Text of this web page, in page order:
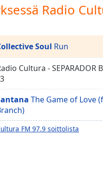
Radio
Soul Run
Cultura - SEPARADOR
The Game of Love
FM 97.9 soittolista